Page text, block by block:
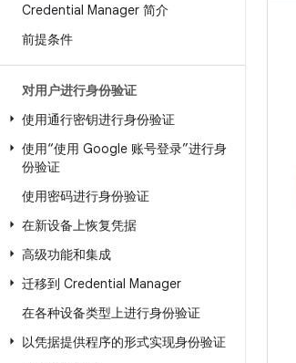
Credential Manager 简介
前提条件
对用户进行身份验证
使用通行密钥进行身份验证
使用“使用 Google 账号登录”进行身
份验证
使用密码进行身份验证
在新设备上恢复凭据
高级功能和集成
迁移到 Credential Manager
在各种设备类型上进行身份验证
以凭据提供程序的形式实现身份验证